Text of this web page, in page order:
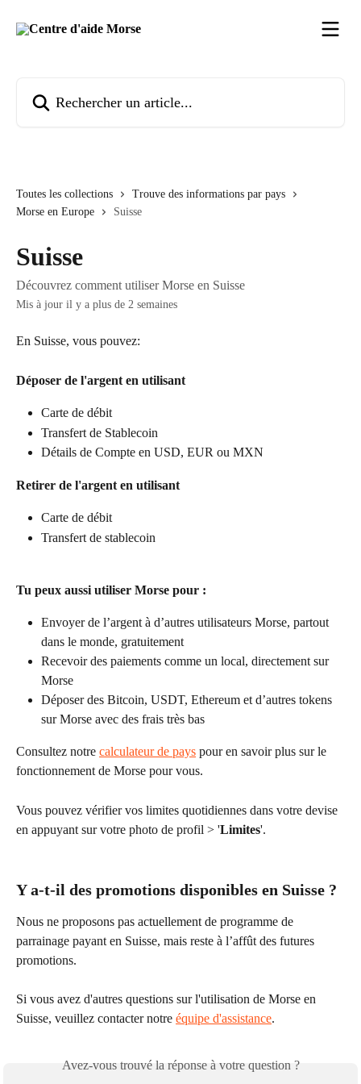
Toutes les collections
Trouve des informations par pays
Morse en Europe
Suisse
Suisse
Découvrez comment utiliser Morse en Suisse
Mis à jour il y a plus de 2 semaines
En Suisse, vous pouvez:
Déposer de l'argent en utilisant
Carte de débit
Transfert de Stablecoin
Détails de Compte en USD, EUR ou MXN
Retirer de l'argent en utilisant
Carte de débit
Transfert de stablecoin
Tu peux aussi utiliser Morse pour :
Envoyer de l’argent à d’autres utilisateurs Morse, partout
dans le monde, gratuitement
Recevoir des paiements comme un local, directement sur
Morse
Déposer des Bitcoin, USDT, Ethereum et d’autres tokens
sur Morse avec des frais très bas
Consultez notre calculateur de pays pour en savoir plus sur le
fonctionnement de Morse pour vous.
Vous pouvez vérifier vos limites quotidiennes dans votre devise
en appuyant sur votre photo de profil > 'Limites'.
Y a-t-il des promotions disponibles en Suisse ?
Nous ne proposons pas actuellement de programme de
parrainage payant en Suisse, mais reste à l’affût des futures
promotions.
Si vous avez d'autres questions sur l'utilisation de Morse en
Suisse, veuillez contacter notre équipe d'assistance.
Avez-vous trouvé la réponse à votre question ?